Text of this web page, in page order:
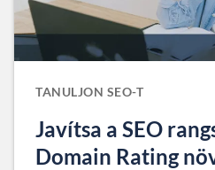
TANULJON SEO-T
Javítsa a SEO
Domain Rating